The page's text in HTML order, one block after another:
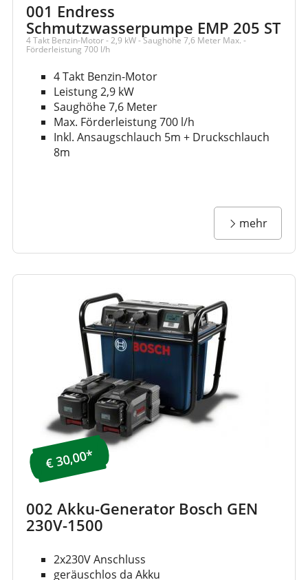
001 Endress
Schmutzwasserpumpe EMP 205 ST
4 Takt Benzin-Motor - 2,9 kW - Saughöhe 7,6 Meter Max. -
Förderleistung 700 l/h
4 Takt Benzin-Motor
Leistung 2,9 kW
Saughöhe 7,6 Meter
Max. Förderleistung 700 l/h
Inkl. Ansaugschlauch 5m + Druckschlauch
8m
mehr
€ 30,00*
002 Akku-Generator Bosch GEN
230V-1500
2x230V Anschluss
geräuschlos da Akku